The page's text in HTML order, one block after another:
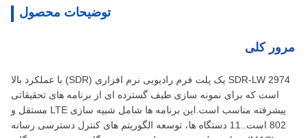
توضیحات محصول
مرور کلی
SDR-LW 2974 یک پلت فرم رادیویی نرم افزاری (SDR) با عملکرد بالا
است که برای نمونه سازی طیف گسترده ای از برنامه های تحقیقاتی
پیشرفته مناسب است.این برنامه ها شامل شبیه سازی LTE مستقل و
802 است..11 دستگاه ها، توسعه الگوریتم های کنترل دسترسی رسانه